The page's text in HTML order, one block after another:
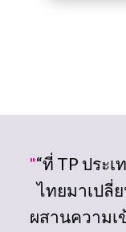
"“ที่ TP ประ
ไทยมาเปลี่
ผสานความเ